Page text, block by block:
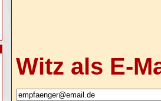
Witz als E-